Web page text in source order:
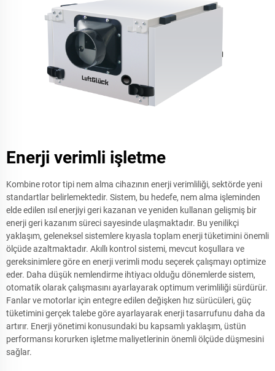
Enerji verimli işletme
Kombine rotor tipi nem alma cihazının enerji verimliliği, sektörde yeni
standartlar belirlemektedir. Sistem, bu hedefe, nem alma işleminden
elde edilen ısıl enerjiyi geri kazanan ve yeniden kullanan gelişmiş bir
enerji geri kazanım süreci sayesinde ulaşmaktadır. Bu yenilikçi
yaklaşım, geleneksel sistemlere kıyasla toplam enerji tüketimini önemli
ölçüde azaltmaktadır. Akıllı kontrol sistemi, mevcut koşullara ve
gereksinimlere göre en enerji verimli modu seçerek çalışmayı optimize
eder. Daha düşük nemlendirme ihtiyacı olduğu dönemlerde sistem,
otomatik olarak çalışmasını ayarlayarak optimum verimliliği sürdürür.
Fanlar ve motorlar için entegre edilen değişken hız sürücüleri, güç
tüketimini gerçek talebe göre ayarlayarak enerji tasarrufunu daha da
artırır. Enerji yönetimi konusundaki bu kapsamlı yaklaşım, üstün
performansı korurken işletme maliyetlerinin önemli ölçüde düşmesini
sağlar.